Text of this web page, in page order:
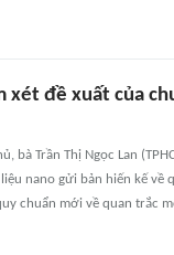
xét đề xuất của
bà Trần Thị Ngọc Lan
nano gửi bản hiến kế
chuẩn mới về quan trắc